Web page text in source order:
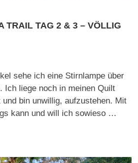
TRAIL TAG 2 & 3 – VÖLLIG
sehe ich eine Stirnlampe über
Ich liege noch in meinen Quilt
bin unwillig, aufzustehen. Mit
kann und will ich sowieso …